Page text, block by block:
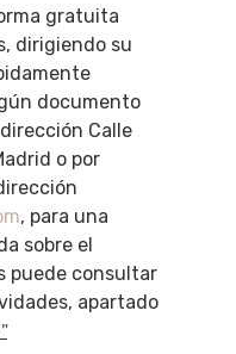
gratuita
dirigiendo su
documento
Calle
o por
, para una
sobre el
puede consultar
apartado